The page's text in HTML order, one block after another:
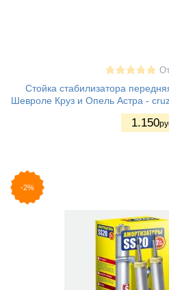
Стойка стабилизатора
Шевроле Круз и Опель Астра -
1.150
-2%